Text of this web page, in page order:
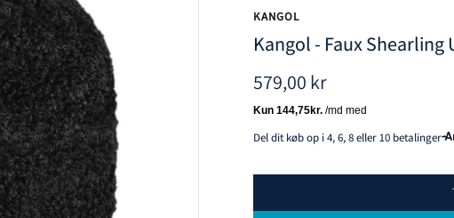
KANGOL
Kangol - Faux
579,00 kr
Del dit køb op i 4, 6, 8 eller 10 betalinger